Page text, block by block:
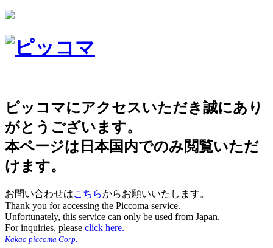
ピッコマにアクセスいただき誠にあり
がとうございます。
本ページは日本国内でのみ閲覧いただ
けます。
お問い合わせはこちらからお願いいたします。
Thank you for accessing the Piccoma service.
Unfortunately, this service can only be used from Japan.
For inquiries, please click here.
Kakao piccoma Corp.